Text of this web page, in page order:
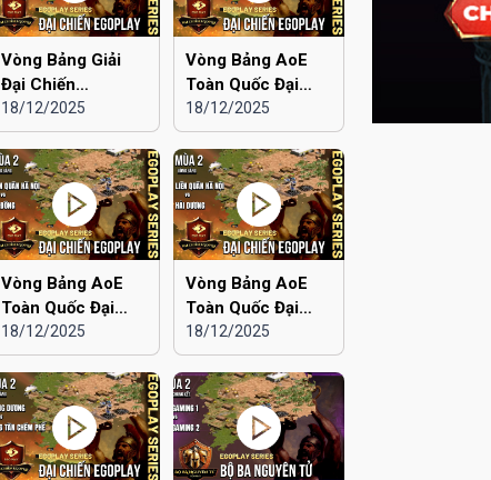
Vòng Bảng Giải
Đại Chiến
EGOPLAY mùa 2 |
Hải Phòng vs Ninh
Bình
18/12/2025
Vòng Bảng AoE
Toàn Quốc Đại
Chiến EGOPLAY
mùa 2 | Japan vs
Hải Phòng
18/12/2025
Vòng Bảng AoE
Toàn Quốc Đại
Chiến EGOPLAY
mùa 2 | Liên Quân
Hà Nội vs Hà Đông
18/12/2025
Vòng Bảng AoE
Toàn Quốc Đại
Chiến EGOPLAY
mùa 2 | Liên Quân
Hà Nội vs Hải
Dương
18/12/2025